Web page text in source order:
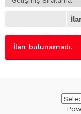
İlan bulunamadı.